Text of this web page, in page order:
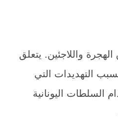
واللاجئين. يتعلق
التهديدات التي
السلطات اليونانية